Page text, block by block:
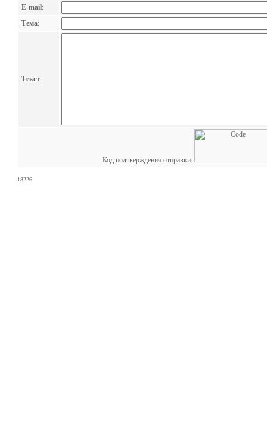
E-mail:
Тема:
Текст:
Код подтверждения отправки:
18226